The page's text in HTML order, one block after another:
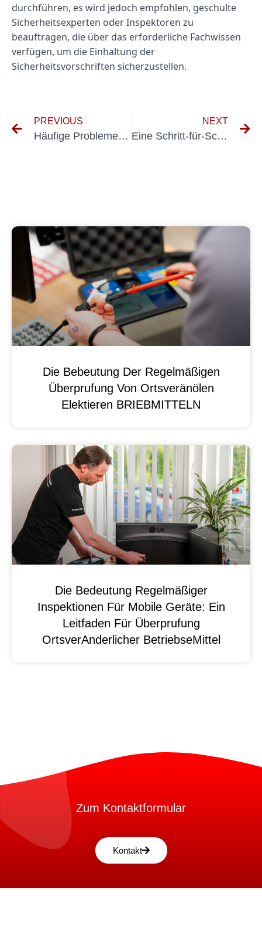
durchführen, es wird jedoch empfohlen, geschulte
Sicherheitsexperten oder Inspektoren zu
beauftragen, die über das erforderliche Fachwissen
verfügen, um die Einhaltung der
Sicherheitsvorschriften sicherzustellen.
PREVIOUS
Häufige Probleme bei der Hubwagen-Prüfung und deren Behebung
NEXT
Eine Schritt-für-Schritt-Anleitung zur Durchführung von Prüfungen der ortsveränderlichen Elektrogeräte an Ihrem Arbeitsplatz
Die Bebeutung Der Regelmäßigen
Überprufung Von Ortsveränölen
Elektieren BRIEBMITTELN
Die Bedeutung Regelmäßiger
Inspektionen Für Mobile Geräte: Ein
Leitfaden Für Überprufung
OrtsverAnderlicher BetriebseMittel
Zum Kontaktformular
Kontakt